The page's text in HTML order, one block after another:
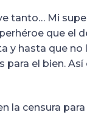
tanto… Mi
que el
y hasta que
para el bien.
la censura